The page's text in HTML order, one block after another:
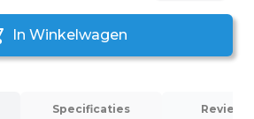
In Winkelwagen
Specificaties Reviews